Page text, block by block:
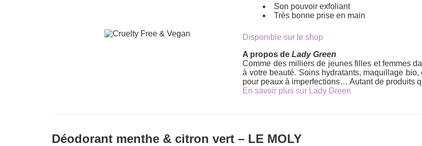
Son pouvoir exfoliant
Très bonne prise en main
Disponible sur le shop
A propos deLady Green
Comme des milliers de jeunes filles et femmes
à votre beauté. Soins hydratants, maquillage
pour peaux à imperfections… Autant de produits
En savoir plus sur Lady Green
Déodorant menthe & citron vert – LE MOLY